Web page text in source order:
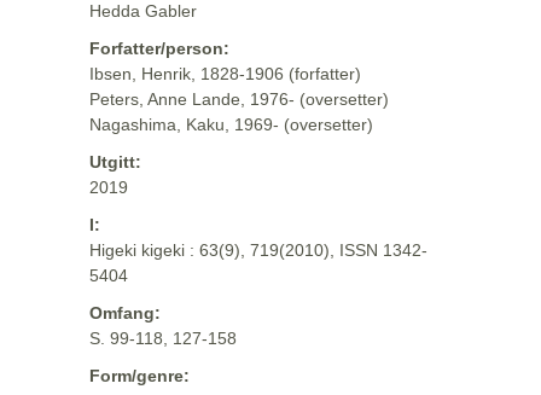
Hedda Gabler
Forfatter/person:
Ibsen, Henrik, 1828-1906 (forfatter)
Peters, Anne Lande, 1976- (oversetter)
Nagashima, Kaku, 1969- (oversetter)
Utgitt:
2019
I:
Higeki kigeki : 63(9), 719(2010), ISSN 1342-
5404
Omfang:
S. 99-118, 127-158
Form/genre: